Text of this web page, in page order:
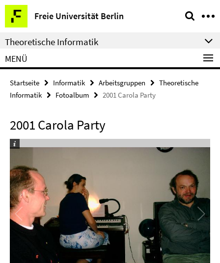
Springe
direkt
zu
Inhalt
Freie Universität Berlin
Service-
Navigation
Theoretische Informatik
MENÜ
Startseite Informatik Arbeitsgruppen
Theoretische
Informatik
Fotoalbum 2001 Carola Party
2001 Carola Party